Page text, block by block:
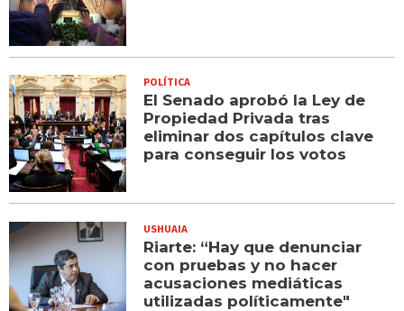
POLÍTICA
El Senado aprobó la Ley de
Propiedad Privada tras
eliminar dos capítulos clave
para conseguir los votos
USHUAIA
Riarte: “Hay que denunciar
con pruebas y no hacer
acusaciones mediáticas
utilizadas políticamente"